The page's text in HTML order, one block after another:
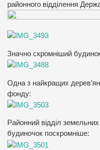
районного відділення
Значно скромніший
Одна з найкращих
фонду:
Районний відділ
будиночок поскромніше: